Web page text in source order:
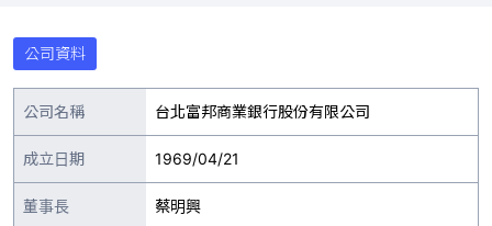
公司資料
公司名稱 台北富邦商業銀行股份有限公司
成立日期 1969/04/21
董事長 蔡明興